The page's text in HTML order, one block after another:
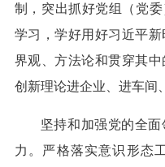
制，突出抓好党组（党
学习，学好用好习近平
界观、方法论和贯穿其
创新理论进企业、进车间
坚持和加强党的全
力。严格落实意识形态